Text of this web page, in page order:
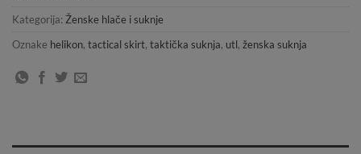
Kategorija: Ženske hlače i suknje
Oznake helikon, tactical skirt, taktička suknja, utl, ženska suknja